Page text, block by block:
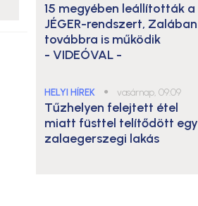
15 megyében leállították a
JÉGER-rendszert, Zalában
továbbra is működik
- VIDEÓVAL -
HELYI HÍREK ● vasárnap, 09:09
Tűzhelyen felejtett étel
miatt füsttel telítődött egy
zalaegerszegi lakás